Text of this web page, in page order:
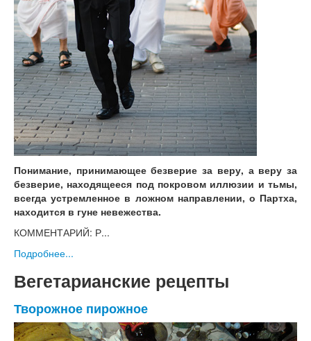
Понимание, принимающее безверие за веру, а веру за
безверие, находящееся под покровом иллюзии и тьмы,
всегда устремленное в ложном направлении, о Партха,
находится в гуне невежества.
КОММЕНТАРИЙ: Р...
Подробнее...
Вегетарианские рецепты
Творожное пирожное